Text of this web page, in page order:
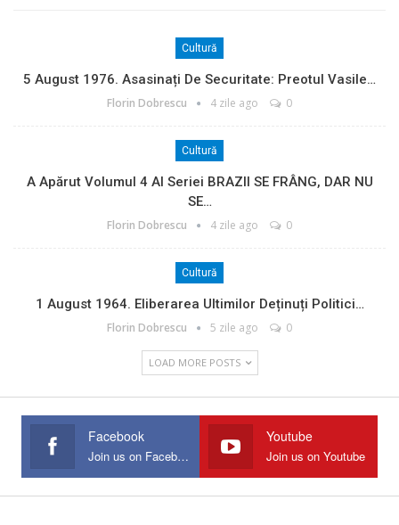
Cultură
5 August 1976. Asasinați De Securitate: Preotul Vasile…
Florin Dobrescu 4 zile ago 0
Cultură
A Apărut Volumul 4 Al Seriei BRAZII SE FRÂNG, DAR NU
SE…
Florin Dobrescu 4 zile ago 0
Cultură
1 August 1964. Eliberarea Ultimilor Deținuți Politici…
Florin Dobrescu 5 zile ago 0
LOAD MORE POSTS
Facebook
Join us on Facebook
Youtube
Join us on Youtube